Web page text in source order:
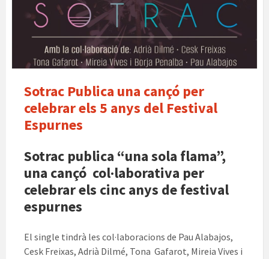
sola
flama
Sotrac Publica una cançó per
celebrar els 5 anys del Festival
Espurnes
Sotrac publica “una sola flama”,
una cançó col·laborativa per
celebrar els cinc anys de festival
espurnes
El single tindrà les col·laboracions de Pau Alabajos,
Cesk Freixas, Adrià Dilmé, Tona Gafarot, Mireia Vives i